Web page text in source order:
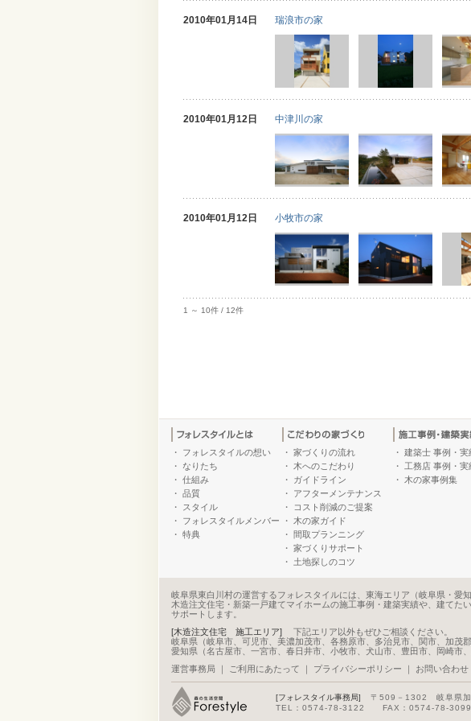
2010年01月14日 瑞浪市の家
2010年01月12日 中津川の家
2010年01月12日 小牧市の家
1 ～ 10件 / 12件
・
フォレスタイルの想い
・ なりたち
・ 仕組み
・ 品質
・
スタイル
・
フォレスタイルメンバー
・ 特典
・ 家づくりの流れ
・
木へのこだわり
・
ガイドライン
・
アフターメンテナンス
・
コスト削減のご提案
・
木の家ガイド
・
間取プランニング
・ 家づくりサポート
・
土地探しのコツ
・ 建築士 事例・実
・
工務店 事例・実
・
木の家事例集
岐阜県東白川村の運営するフォレスタイルには、東海エリア（岐阜県・愛
木造注文住宅・新築一戸建てマイホームの施工事例・建築実績や、建て
サポートします。
[木造注文住宅 施工エリア]
下記エリア以外もぜひご相談ください。
岐阜県（岐阜市、可児市、美濃加茂市、各務原市、多治見市、関市、加茂郡
愛知県（名古屋市、一宮市、春日井市、小牧市、犬山市、豊田市、岡崎
運営事務局
｜ ご利用にあたって ｜ プライバシーポリシー ｜ お問い合わせ
[フォレスタイル事務局]
〒509－1302 岐阜県加
TEL：0574-78-3122 FAX：0574-78-3099